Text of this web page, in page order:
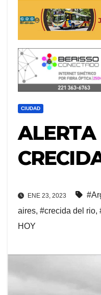
CIUDAD
ALERTA
ENE 23, 2023
aires, #crecida del rio,
HOY